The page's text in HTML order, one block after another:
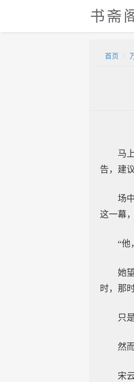
书斋
首页
马
告，建
场
这一幕
“他
她
时，那
只
然
宋